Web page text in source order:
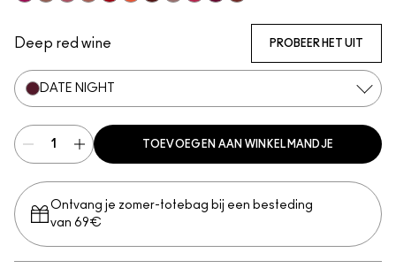
Deep red wine PROBEER HET UIT
DATE NIGHT
TOEVOEGEN AAN WINKELMANDJE
Ontvang je zomer-totebag bij een besteding
van 69€